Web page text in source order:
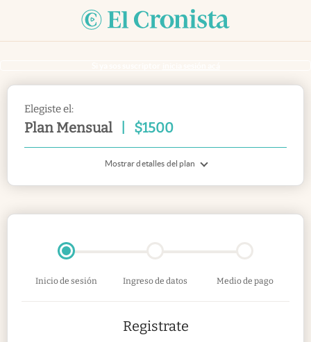
Elegiste el:
Plan Mensual $1500
Mostrar detalles del plan
Inicio de sesión Ingreso de datos Medio de pago
Registrate